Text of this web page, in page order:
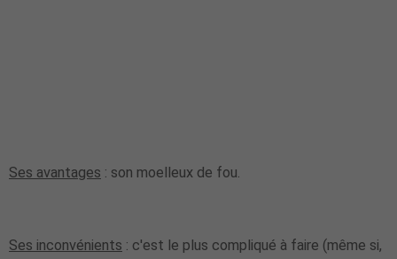
Ses avantages : son moelleux de fou.
Ses inconvénients : c'est le plus compliqué à faire (même si,